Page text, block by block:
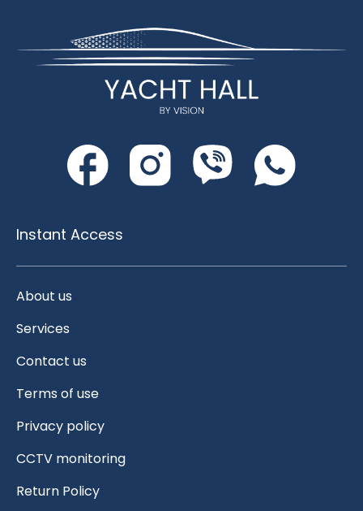
Instant Access
About us
Services
Contact us
Terms of use
Privacy policy
CCTV monitoring
Return Policy